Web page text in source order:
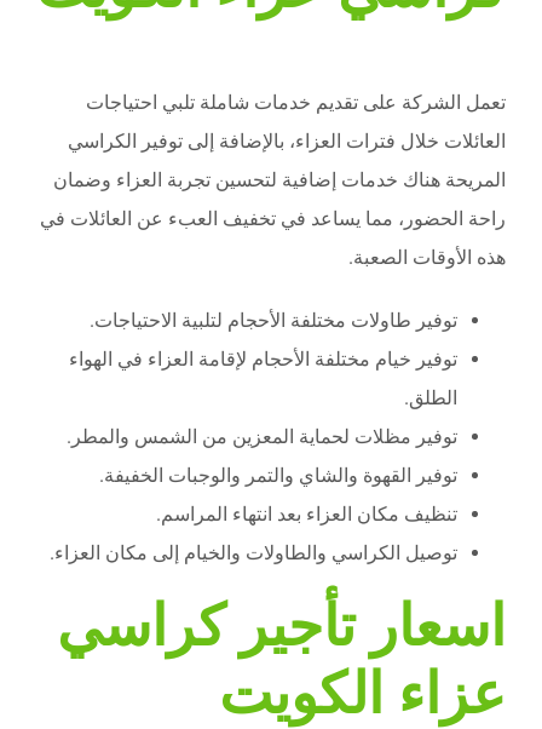
تعمل الشركة على تقديم خدمات شاملة تلبي احتياجات
العائلات خلال فترات العزاء، بالإضافة إلى توفير الكراسي
المريحة هناك خدمات إضافية لتحسين تجربة العزاء وضمان
راحة الحضور، مما يساعد في تخفيف العبء عن العائلات في
هذه الأوقات الصعبة.
توفير طاولات مختلفة الأحجام لتلبية الاحتياجات.
توفير خيام مختلفة الأحجام لإقامة العزاء في الهواء
الطلق.
توفير مظلات لحماية المعزين من الشمس والمطر.
توفير القهوة والشاي والتمر والوجبات الخفيفة.
تنظيف مكان العزاء بعد انتهاء المراسم.
توصيل الكراسي والطاولات والخيام إلى مكان العزاء.
اسعار تأجير كراسي
عزاء الكويت